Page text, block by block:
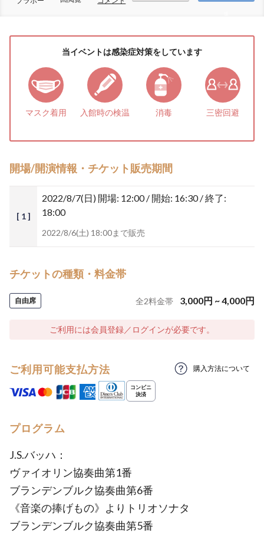
当イベントは感染症対策をしています
マスク着用 入館時の検温 消毒 三密回避
開場/開演情報・チケット販売期間
[ 1 ]
2022/8/7(日) 開場: 12:00 / 開始: 16:30 / 終了:
18:00
2022/8/6(土) 18:00まで販売
チケットの種類・料金帯
自由席 全2料金帯 3,000円 ~4,000円
ご利用には会員登録／ログインが必要です。
ご利用可能支払方法 購入方法について
プログラム
J.S.バッハ：
ヴァイオリン協奏曲第1番
ブランデンブルク協奏曲第6番
《音楽の捧げもの》よりトリオソナタ
ブランデンブルク協奏曲第5番